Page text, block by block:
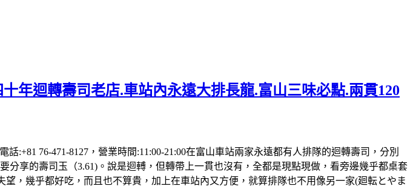
年迴轉壽司老店.車站內永遠大排長龍.富山三味必點.兩貫120
:+81 76-471-8127，營業時間:11:00-21:00在富山車站兩家永遠都有人排隊的迴轉壽司，分別
分享的壽司玉（3.61)。說是迴𨍭，但轉帶上一貫也沒有，全都是現點現做，看旁邊幾乎都桌套
，幾乎都好吃，而且也不算貴，加上在車站內又方便，就算排隊也不用像另一家(廻転とやま